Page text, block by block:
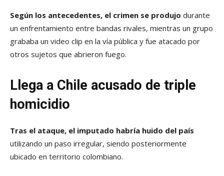
Según los antecedentes, el crimen se produjo durante
un enfrentamiento entre bandas rivales, mientras un grupo
grababa un video clip en la vía pública y fue atacado por
otros sujetos que abrieron fuego.
Llega a Chile acusado de triple
homicidio
Tras el ataque, el imputado habría huido del país
utilizando un paso irregular, siendo posteriormente
ubicado en territorio colombiano.